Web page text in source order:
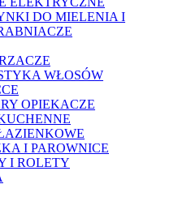
DO MIELENIA I
WŁOSÓW
OPIEKACZE
I PAROWNICE
I ROLETY